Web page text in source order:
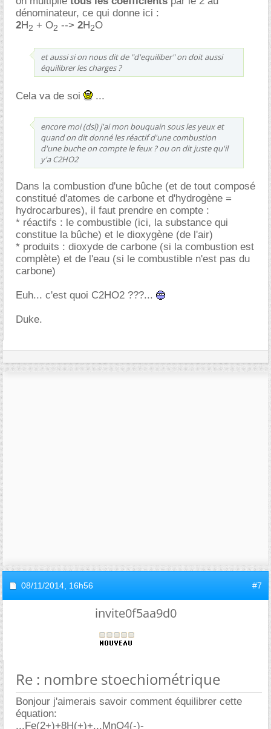
dénominateur, ce qui donne ici :
2H2 + O2 --> 2H2O
et aussi si on nous dit de "d'equiliber" on doit aussi
équilibrer les charges ?
Cela va de soi ...
encore moi (dsl) j'ai mon bouquain sous les yeux et
quand on dit donné les réactif d'une combustion
d'une buche on compte le feux ? ou on dit juste qu'il
y'a C2HO2
Dans la combustion d'une bûche (et de tout composé
constitué d'atomes de carbone et d'hydrogène =
hydrocarbures), il faut prendre en compte :
* réactifs : le combustible (ici, la substance qui
constitue la bûche) et le dioxygène (de l'air)
* produits : dioxyde de carbone (si la combustion est
complète) et de l'eau (si le combustible n'est pas du
carbone)
Euh... c'est quoi C2HO2 ???...
Duke.
08/11/2014, 16h56 #7
invite0f5aa9d0
Re : nombre stoechiométrique
Bonjour j'aimerais savoir comment équilibrer cette
équation:
...Fe(2+)+8H(+)+...MnO4(-)-